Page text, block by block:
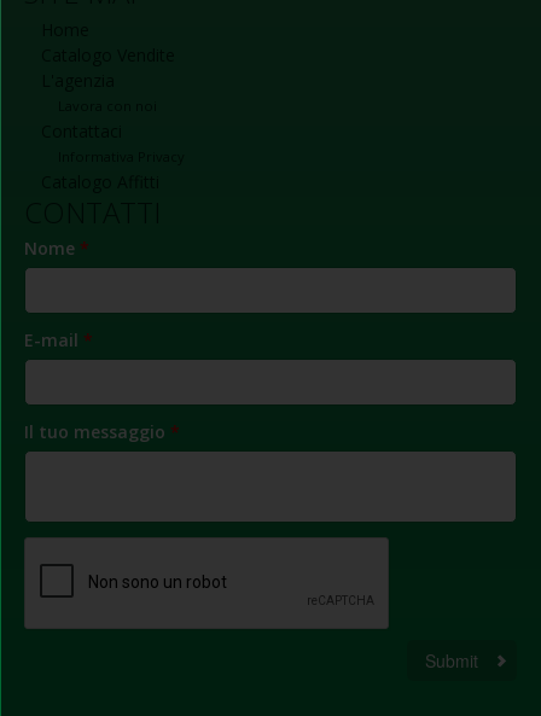
Nome *
E-mail *
Il tuo messaggio *
Submit